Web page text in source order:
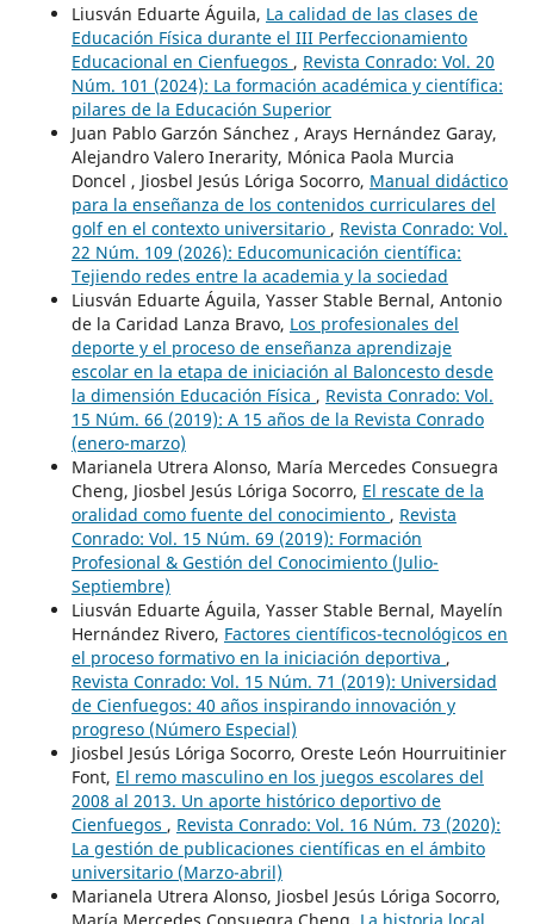
Liusván Eduarte Águila, La calidad de las clases de
Educación Física durante el III Perfeccionamiento
Educacional en Cienfuegos , Revista Conrado: Vol. 20
Núm. 101 (2024): La formación académica y científica:
pilares de la Educación Superior
Juan Pablo Garzón Sánchez , Arays Hernández Garay,
Alejandro Valero Inerarity, Mónica Paola Murcia
Doncel , Jiosbel Jesús Lóriga Socorro, Manual didáctico
para la enseñanza de los contenidos curriculares del
golf en el contexto universitario , Revista Conrado: Vol.
22 Núm. 109 (2026): Educomunicación científica:
Tejiendo redes entre la academia y la sociedad
Liusván Eduarte Águila, Yasser Stable Bernal, Antonio
de la Caridad Lanza Bravo, Los profesionales del
deporte y el proceso de enseñanza aprendizaje
escolar en la etapa de iniciación al Baloncesto desde
la dimensión Educación Física , Revista Conrado: Vol.
15 Núm. 66 (2019): A 15 años de la Revista Conrado
(enero-marzo)
Marianela Utrera Alonso, María Mercedes Consuegra
Cheng, Jiosbel Jesús Lóriga Socorro, El rescate de la
oralidad como fuente del conocimiento , Revista
Conrado: Vol. 15 Núm. 69 (2019): Formación
Profesional & Gestión del Conocimiento (Julio-
Septiembre)
Liusván Eduarte Águila, Yasser Stable Bernal, Mayelín
Hernández Rivero, Factores científicos-tecnológicos en
el proceso formativo en la iniciación deportiva ,
Revista Conrado: Vol. 15 Núm. 71 (2019): Universidad
de Cienfuegos: 40 años inspirando innovación y
progreso (Número Especial)
Jiosbel Jesús Lóriga Socorro, Oreste León Hourruitinier
Font, El remo masculino en los juegos escolares del
2008 al 2013. Un aporte histórico deportivo de
Cienfuegos , Revista Conrado: Vol. 16 Núm. 73 (2020):
La gestión de publicaciones científicas en el ámbito
universitario (Marzo-abril)
Marianela Utrera Alonso, Jiosbel Jesús Lóriga Socorro,
María Mercedes Consuegra Cheng, La historia local